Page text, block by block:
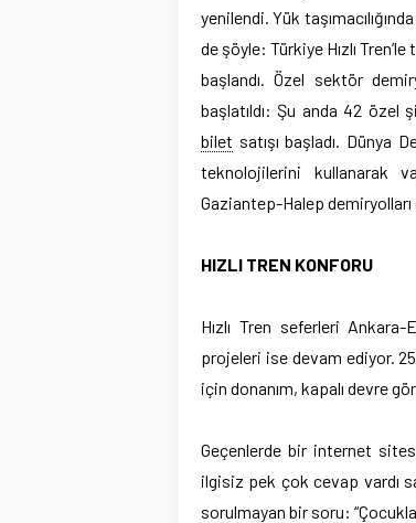
yenilendi. Yük
de şöyle: Türkiye Hızlı Tren’le
başlandı. Özel sektör
başlatıldı: Şu anda 42
bilet satışı başladı. Dünya
teknolojilerini kullanarak
Gaziantep-Halep demiryolları
HIZLI TREN KONFORU
Hızlı Tren seferleri
projeleri ise devam ediyor.
için donanım, kapalı devre
Geçenlerde bir internet
ilgisiz pek çok cevap vardı
sorulmayan bir soru: